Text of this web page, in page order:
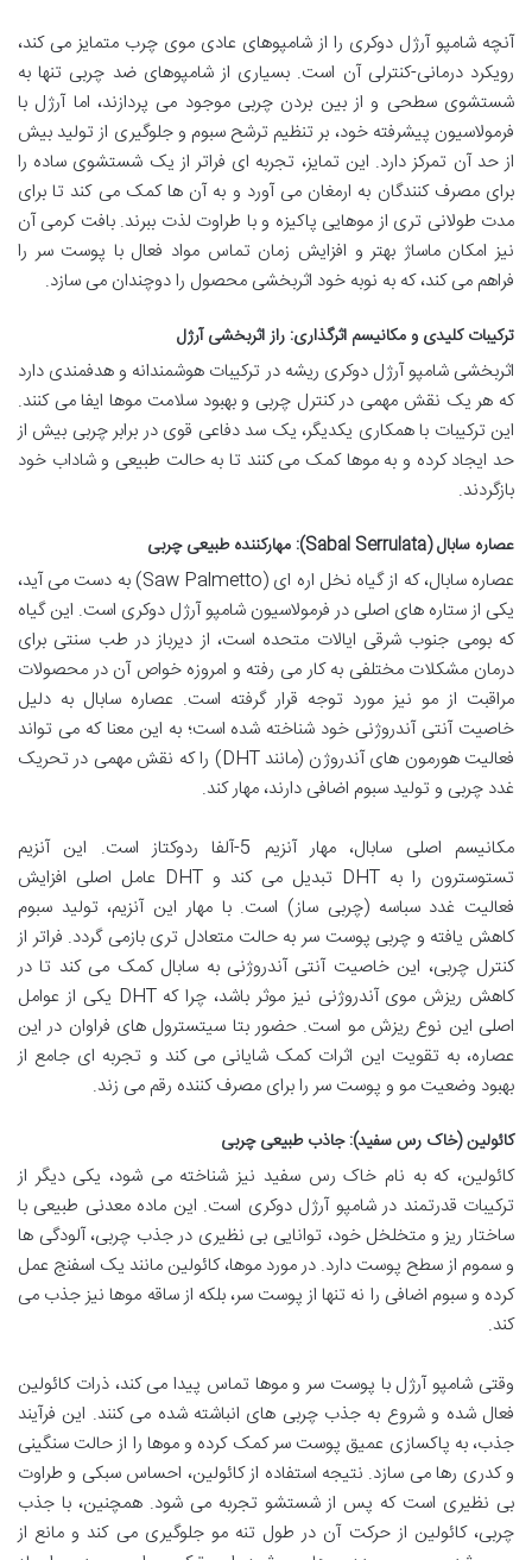
آنچه شامپو آرژل دوکری را از شامپوهای عادی موی چرب متمایز می کند،
رویکرد درمانی-کنترلی آن است. بسیاری از شامپوهای ضد چربی تنها به
شستشوی سطحی و از بین بردن چربی موجود می پردازند، اما آرژل با
فرمولاسیون پیشرفته خود، بر تنظیم ترشح سبوم و جلوگیری از تولید بیش
از حد آن تمرکز دارد. این تمایز، تجربه ای فراتر از یک شستشوی ساده را
برای مصرف کنندگان به ارمغان می آورد و به آن ها کمک می کند تا برای
مدت طولانی تری از موهایی پاکیزه و با طراوت لذت ببرند. بافت کرمی آن
نیز امکان ماساژ بهتر و افزایش زمان تماس مواد فعال با پوست سر را
فراهم می کند، که به نوبه خود اثربخشی محصول را دوچندان می سازد.
ترکیبات کلیدی و مکانیسم اثرگذاری: راز اثربخشی آرژل
اثربخشی شامپو آرژل دوکری ریشه در ترکیبات هوشمندانه و هدفمندی دارد
که هر یک نقش مهمی در کنترل چربی و بهبود سلامت موها ایفا می کنند.
این ترکیبات با همکاری یکدیگر، یک سد دفاعی قوی در برابر چربی بیش از
حد ایجاد کرده و به موها کمک می کنند تا به حالت طبیعی و شاداب خود
بازگردند.
عصاره سابال (Sabal Serrulata): مهارکننده طبیعی چربی
عصاره سابال، که از گیاه نخل اره ای (Saw Palmetto) به دست می آید،
یکی از ستاره های اصلی در فرمولاسیون شامپو آرژل دوکری است. این گیاه
که بومی جنوب شرقی ایالات متحده است، از دیرباز در طب سنتی برای
درمان مشکلات مختلفی به کار می رفته و امروزه خواص آن در محصولات
مراقبت از مو نیز مورد توجه قرار گرفته است. عصاره سابال به دلیل
خاصیت آنتی آندروژنی خود شناخته شده است؛ به این معنا که می تواند
فعالیت هورمون های آندروژن (مانند DHT) را که نقش مهمی در تحریک
غدد چربی و تولید سبوم اضافی دارند، مهار کند.
مکانیسم اصلی سابال، مهار آنزیم 5-آلفا ردوکتاز است. این آنزیم
تستوسترون را به DHT تبدیل می کند و DHT عامل اصلی افزایش
فعالیت غدد سباسه (چربی ساز) است. با مهار این آنزیم، تولید سبوم
کاهش یافته و چربی پوست سر به حالت متعادل تری بازمی گردد. فراتر از
کنترل چربی، این خاصیت آنتی آندروژنی به سابال کمک می کند تا در
کاهش ریزش موی آندروژنی نیز موثر باشد، چرا که DHT یکی از عوامل
اصلی این نوع ریزش مو است. حضور بتا سیتسترول های فراوان در این
عصاره، به تقویت این اثرات کمک شایانی می کند و تجربه ای جامع از
بهبود وضعیت مو و پوست سر را برای مصرف کننده رقم می زند.
کائولین (خاک رس سفید): جاذب طبیعی چربی
کائولین، که به نام خاک رس سفید نیز شناخته می شود، یکی دیگر از
ترکیبات قدرتمند در شامپو آرژل دوکری است. این ماده معدنی طبیعی با
ساختار ریز و متخلخل خود، توانایی بی نظیری در جذب چربی، آلودگی ها
و سموم از سطح پوست دارد. در مورد موها، کائولین مانند یک اسفنج عمل
کرده و سبوم اضافی را نه تنها از پوست سر، بلکه از ساقه موها نیز جذب می
کند.
وقتی شامپو آرژل با پوست سر و موها تماس پیدا می کند، ذرات کائولین
فعال شده و شروع به جذب چربی های انباشته شده می کنند. این فرآیند
جذب، به پاکسازی عمیق پوست سر کمک کرده و موها را از حالت سنگینی
و کدری رها می سازد. نتیجه استفاده از کائولین، احساس سبکی و طراوت
بی نظیری است که پس از شستشو تجربه می شود. همچنین، با جذب
چربی، کائولین از حرکت آن در طول تنه مو جلوگیری می کند و مانع از